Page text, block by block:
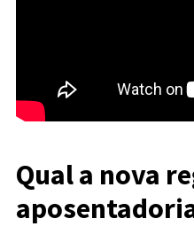
Qual a nova